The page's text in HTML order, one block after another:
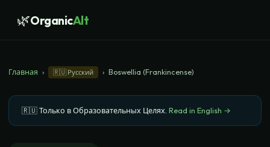
🌿OrganicAlt
Главная › 🇷🇺 Русский › Boswellia (Frankincense)
🇷🇺Только в Образовательных Целях Read in English →